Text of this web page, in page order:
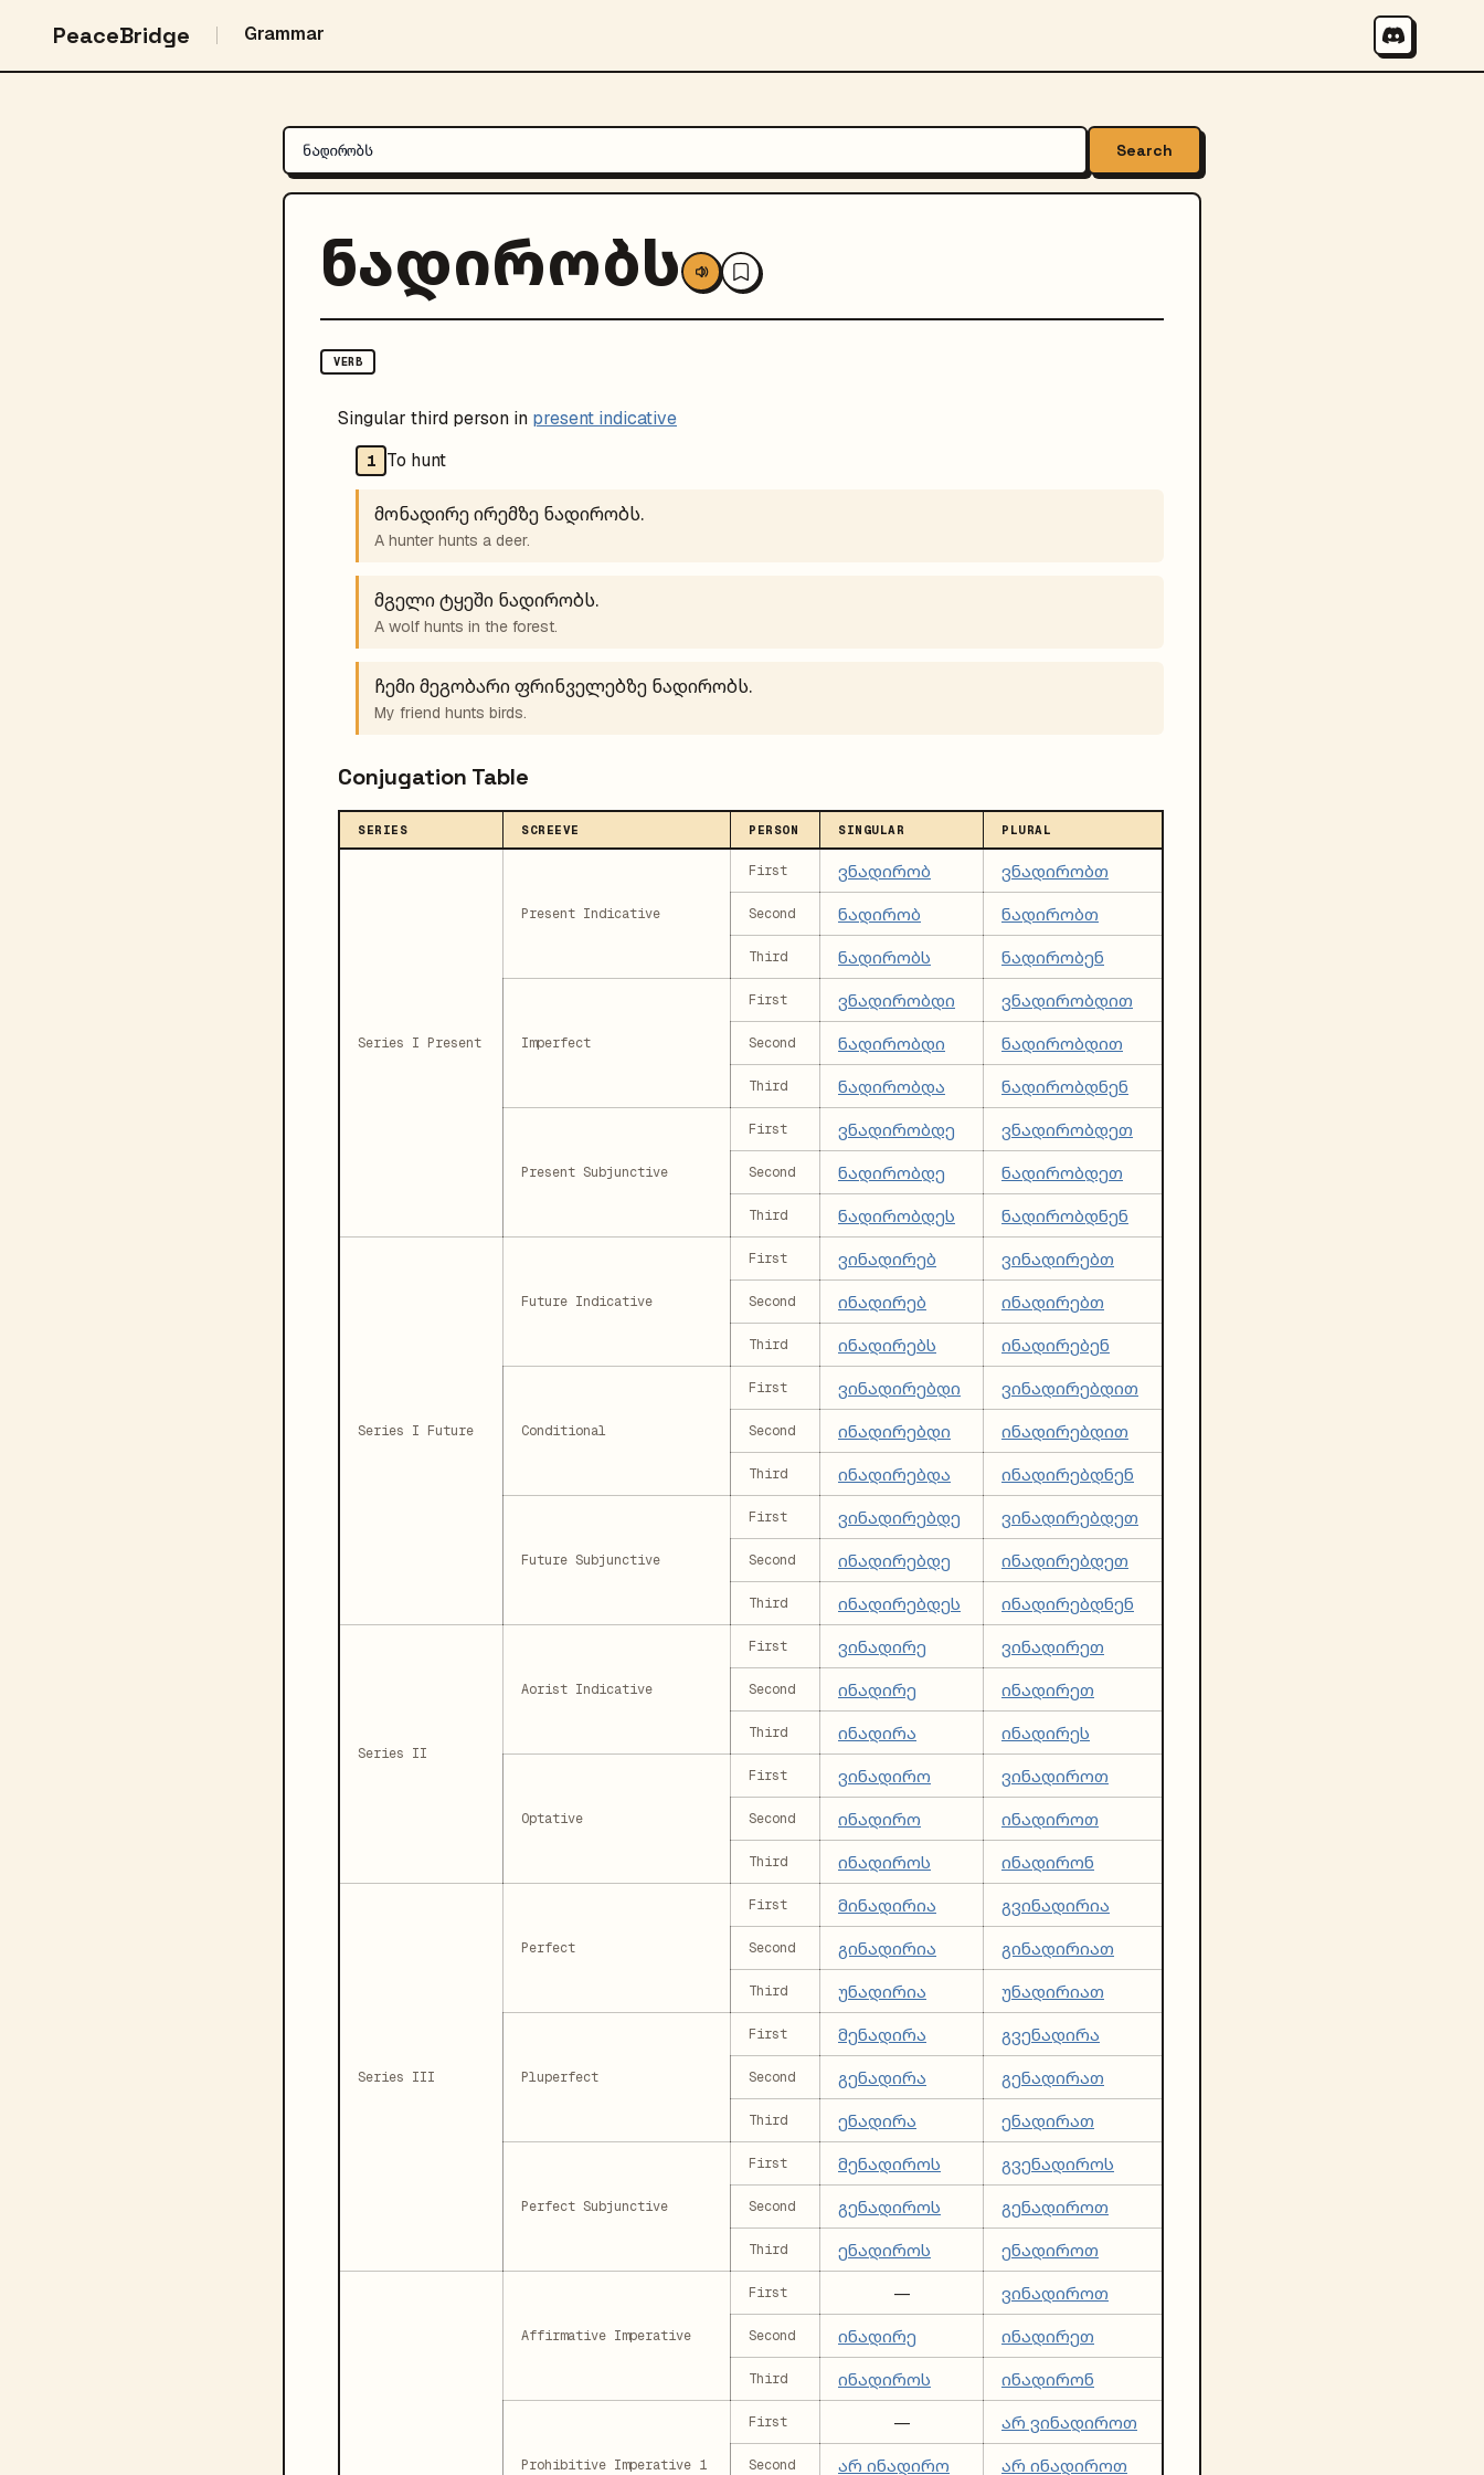
PeaceBridge Grammar
Search
ნადირობს
VERB
Singular third person in present indicative
1 To hunt
მონადირე ირემზე ნადირობს.
A hunter hunts a deer.
მგელი ტყეში ნადირობს.
A wolf hunts in the forest.
ჩემი მეგობარი ფრინველებზე ნადირობს.
My friend hunts birds.
Conjugation Table
SERIES SCREEVE PERSON SINGULAR PLURAL
Series I Present
Present Indicative
First ვნადირობ ვნადირობთ
Second ნადირობ ნადირობთ
Third ნადირობს ნადირობენ
Imperfect
First ვნადირობდი ვნადირობდით
Second ნადირობდი ნადირობდით
Third ნადირობდა ნადირობდნენ
Present Subjunctive
First ვნადირობდე ვნადირობდეთ
Second ნადირობდე ნადირობდეთ
Third ნადირობდეს ნადირობდნენ
Series I Future
Future Indicative
First ვინადირებ ვინადირებთ
Second ინადირებ ინადირებთ
Third ინადირებს ინადირებენ
Conditional
First ვინადირებდი ვინადირებდით
Second ინადირებდი ინადირებდით
Third ინადირებდა ინადირებდნენ
Future Subjunctive
First ვინადირებდე ვინადირებდეთ
Second ინადირებდე ინადირებდეთ
Third ინადირებდეს ინადირებდნენ
Series II
Aorist Indicative
First ვინადირე ვინადირეთ
Second ინადირე ინადირეთ
Third ინადირა ინადირეს
Optative
First ვინადირო ვინადიროთ
Second ინადირო ინადიროთ
Third ინადიროს ინადირონ
Series III
Perfect
First მინადირია გვინადირია
Second გინადირია გინადირიათ
Third უნადირია უნადირიათ
Pluperfect
First მენადირა გვენადირა
Second გენადირა გენადირათ
Third ენადირა ენადირათ
Perfect Subjunctive
First მენადიროს გვენადიროს
Second გენადიროს გენადიროთ
Third ენადიროს ენადიროთ
Affirmative Imperative
First — ვინადიროთ
Second ინადირე ინადირეთ
Third ინადიროს ინადირონ
Prohibitive Imperative 1
First — არ ვინადიროთ
Second არ ინადირო არ ინადიროთ